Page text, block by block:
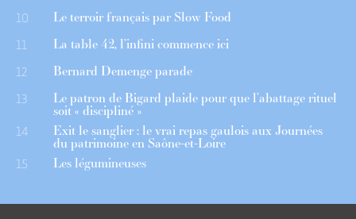
10 Le terroir français par Slow Food
11 La table 42, l’infini commence ici
12 Bernard Demenge parade
13 Le patron de Bigard plaide pour que l’abattage rituel
soit « discipliné »
14 Exit le sanglier : le vrai repas gaulois aux Journées
du patrimoine en Saône-et-Loire
15 Les légumineuses